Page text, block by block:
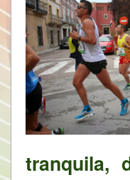
tranquila,